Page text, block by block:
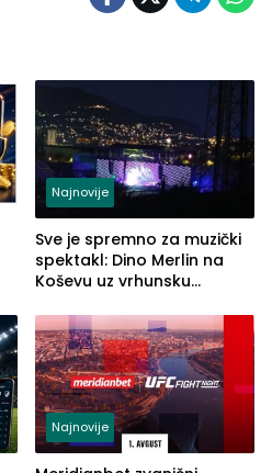
Najnovije
Sve je spremno za muzički
spektakl: Dino Merlin na
Koševu uz vrhunsku
sigurnosti
Najnovije